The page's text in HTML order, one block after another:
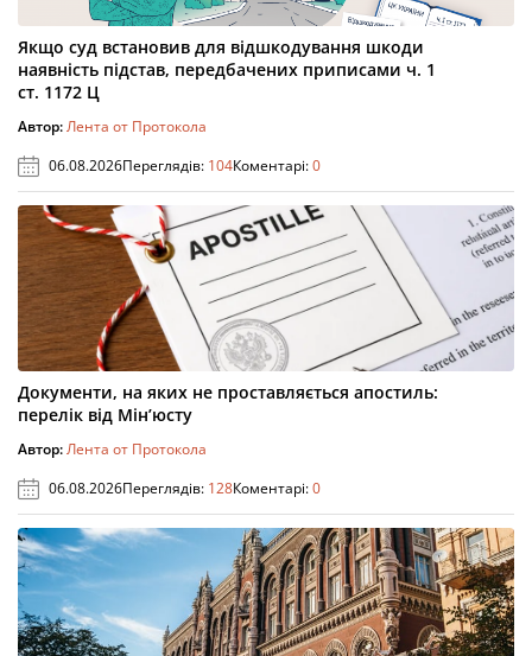
Якщо суд встановив для відшкодування шкоди
наявність підстав, передбачених приписами ч. 1
ст. 1172 Ц
Автор:Лента от Протокола
06.08.2026Переглядів: 104Коментарі:0
Документи, на яких не проставляється апостиль:
перелік від Мін’юсту
Автор:Лента от Протокола
06.08.2026Переглядів: 128Коментарі:0